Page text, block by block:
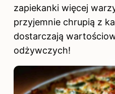
zapiekanki więcej
przyjemnie chrupią z
dostarczają
odżywczych!